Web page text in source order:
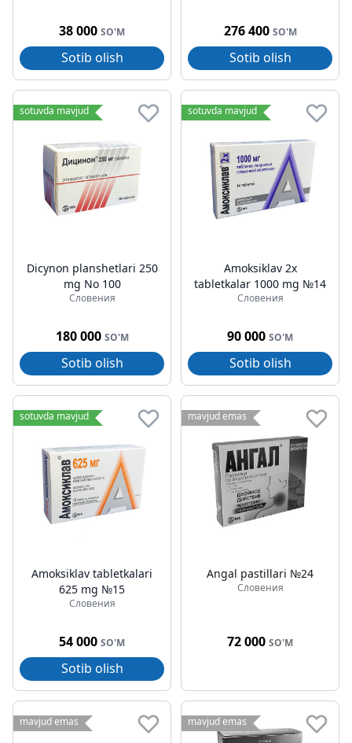
38 000 SO'M
Sotib olish
276 400 SO'M
Sotib olish
sotuvda mavjud
Dicynon planshetlari 250
mg No 100
Словения
180 000 SO'M
Sotib olish
sotuvda mavjud
Amoksiklav 2x
tabletkalar 1000 mg №14
Словения
90 000 SO'M
Sotib olish
sotuvda mavjud
Amoksiklav tabletkalari
625 mg №15
Словения
54 000 SO'M
Sotib olish
mavjud emas
Angal pastillari №24
Словения
72 000 SO'M
mavjud emas mavjud emas